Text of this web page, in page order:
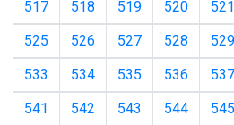
517 518 519 520 521
525
526 527 528 529
533
534 535 536 537
541
542 543 544 545